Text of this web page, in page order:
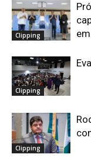
Clipping
Clipping
Clipping